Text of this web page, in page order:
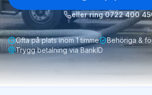
eller ring0722 400
Ofta på plats inom 1 timme
Behöriga &
Trygg betalning via BankID